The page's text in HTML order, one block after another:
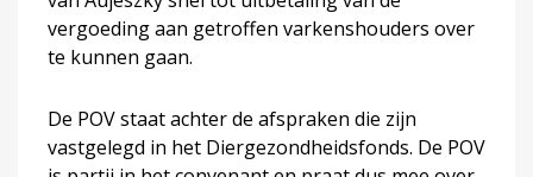
vergoeding aan getroffen varkenshouders over
te kunnen gaan.
De POV staat achter de afspraken die zijn
vastgelegd in het Diergezondheidsfonds. De POV